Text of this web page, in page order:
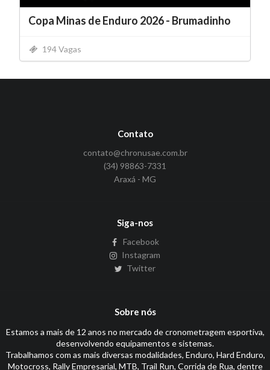
Copa Minas de Enduro 2026 - Brumadinho
194 Vagas
Contato
contato@chronusae.com.br
(34) 98863-7331
Araxá - MG
Siga-nos
Facebook
Instagram
Twitter
Sobre nós
Estamos a mais de 12 anos no mercado de cronometragem esportiva,
desenvolvendo equipamentos e sistemas.
Trabalhamos com as mais diversas modalidades, Enduro, Hard Enduro,
Motocross, Rally Empresarial, MTB, Trail Run, Corrida de Rua, dentre